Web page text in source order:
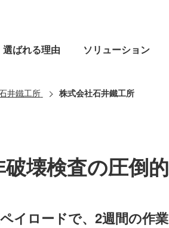
選ばれる理由 ソリューション
井鐵工所 株式会社石井鐵工所
壊検査の圧倒
イロードで、2週間の作